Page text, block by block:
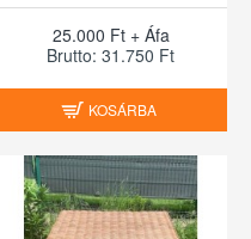
25.000 Ft + Áfa
Brutto: 31.750 Ft
KOSÁRBA